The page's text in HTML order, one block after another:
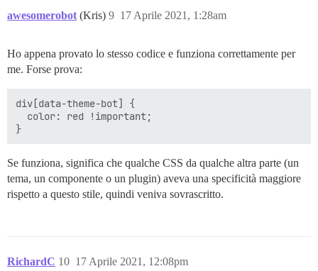
awesomerobot (Kris) 17 Aprile 2021, 1:28am
9
Ho appena provato lo stesso codice e funziona correttamente per
me. Forse prova:
div[data-theme-bot] {
  color: red !important;
Se funziona, significa che qualche CSS da qualche altra parte (un
tema, un componente o un plugin) aveva una specificità maggiore
rispetto a questo stile, quindi veniva sovrascritto.
RichardC 17 Aprile 2021, 12:08pm
10